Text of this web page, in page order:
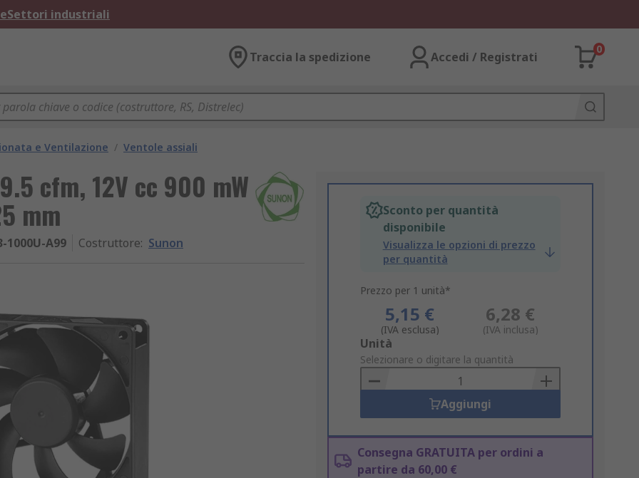
Settori industriali
Traccia la spedizione Accedi / Registrati
0
e Ventilazione / Ventole assiali
cfm, 12V cc 900 mW
mm
1000U-A99 Costruttore: Sunon
Sconto per quantità
disponibile
Visualizza le opzioni di prezzo
per quantità
Prezzo per 1 unità*
5,15 €
(IVA esclusa)
6,28 €
(IVA inclusa)
Add
to
Basket
Unità
Selezionare o digitare la quantità
Aggiungi
Consegna GRATUITA per ordini a
partire da 60,00 €